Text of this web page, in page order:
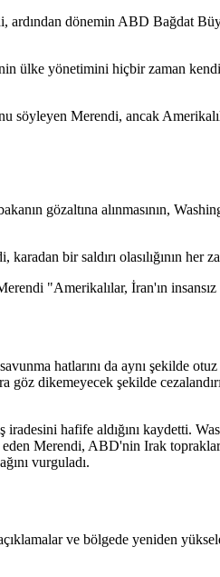
ardından dönemin ABD Bağdat
ülke yönetimini hiçbir zaman kendi
Merendi, ancak
gözaltına alınmasının,
bir saldırı olasılığının her
"Amerikalılar, İran'ın
hatlarını da aynı şekilde
dikemeyecek şekilde
hafife aldığını kaydetti.
Merendi, ABD'nin Irak
vurguladı.
ve bölgede yeniden